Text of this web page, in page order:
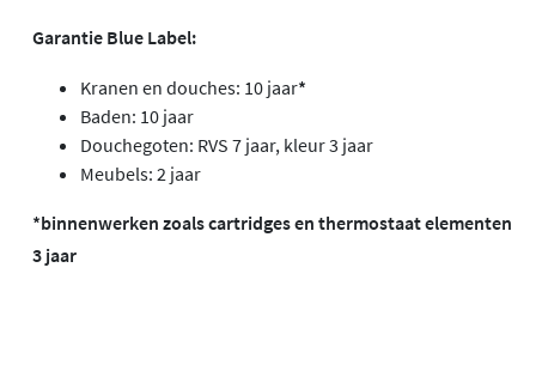
Garantie Blue Label:
Kranen en douches: 10 jaar*
Baden: 10 jaar
Douchegoten: RVS 7 jaar, kleur 3 jaar
Meubels: 2 jaar
*binnenwerken zoals cartridges en thermostaat elementen
3 jaar